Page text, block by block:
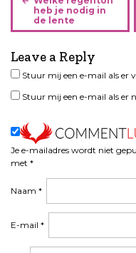
r
c
h
t
v
i
g
a
e
heb je nodig in
de lente
Leave a Reply
Je e-mailadres wordt niet
met *
Naam *
E-mail *
Stuur mij een e-mail als er
Stuur mij een e-mail als er